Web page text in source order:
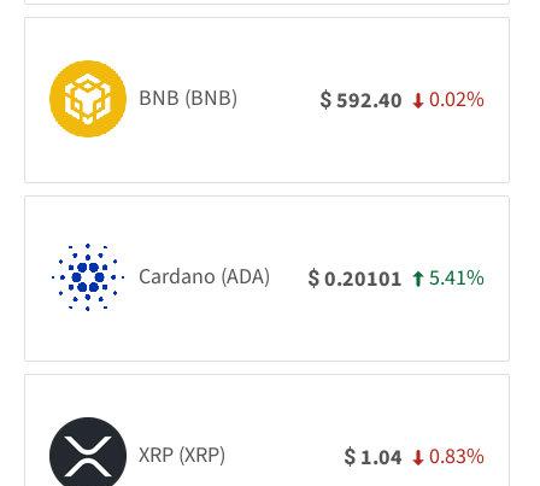
BNB (BNB) $592.40 0.02%
Cardano (ADA) $0.20101 5.41%
XRP (XRP) $ 1.04 0.83%